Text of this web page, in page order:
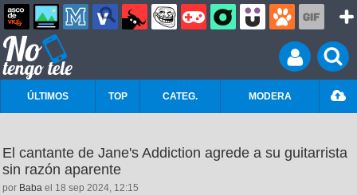
ÚLTIMOS TOP CATEG. MODERA
El cantante de Jane's Addiction agrede a su guitarrista
sin razón aparente
por Baba el 18 sep 2024, 12:15